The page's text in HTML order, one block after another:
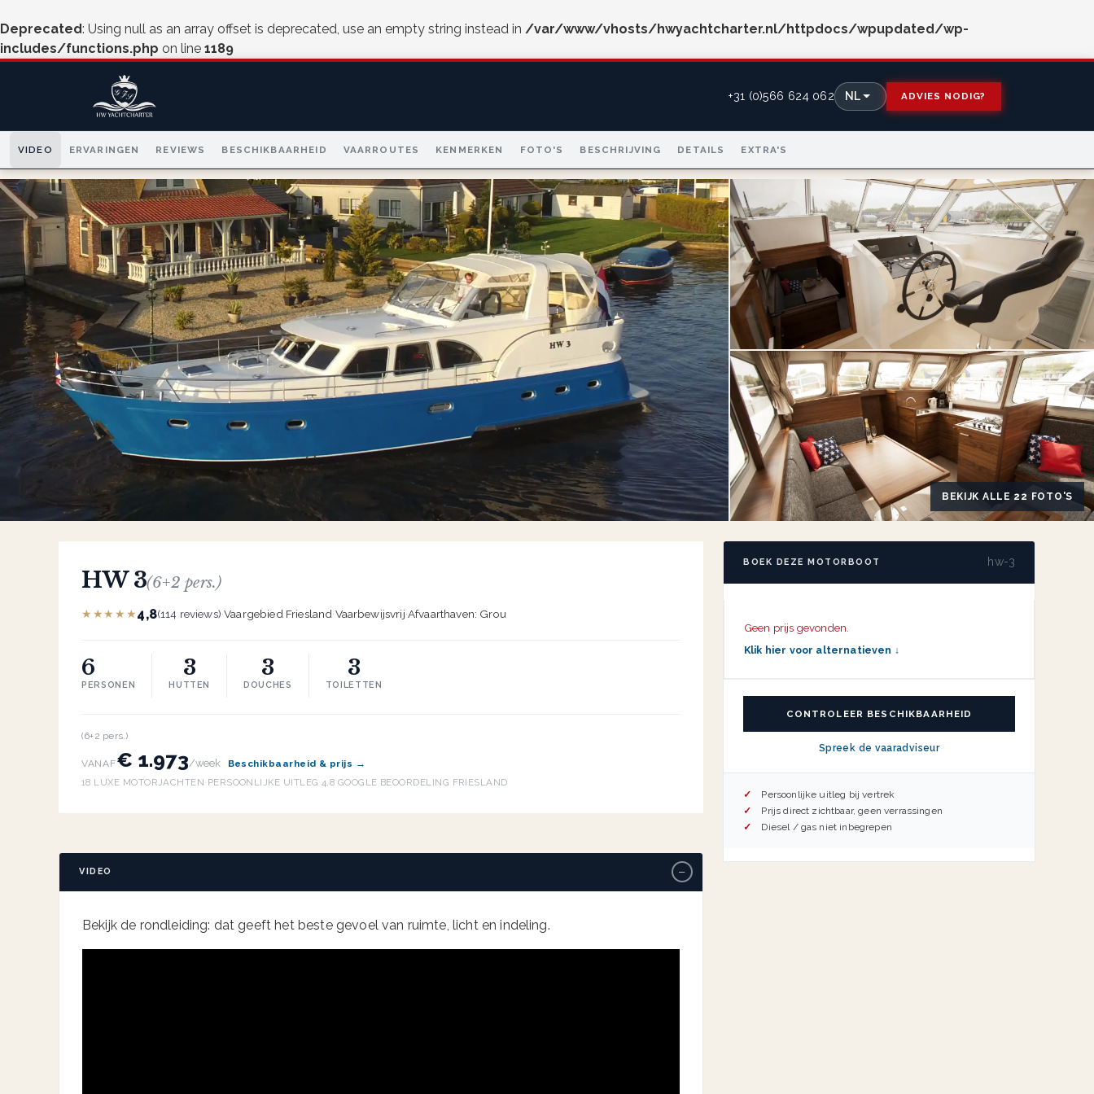
Deprecated: Using null as an array offset is deprecated, use an empty string instead in /var/www/vhosts/hwyachtcharter.nl/httpdocs/wpupdated/wp-
includes/functions.php on line 1189
+31 (0)566 624 062 NL ADVIES NODIG?
VIDEO ERVARINGEN REVIEWS BESCHIKBAARHEID VAARROUTES KENMERKEN FOTO'S BESCHRIJVING DETAILS EXTRA'S
BEKIJK ALLE 22 FOTO'S
HW 3(6+2 pers.)
★★★★★4,8(114 reviews)·Vaargebied Friesland·Vaarbewijsvrij·Afvaarthaven: Grou
6
PERSONEN
3
HUTTEN
3
DOUCHES
3
TOILETTEN
(6+2 pers.)
VANAF€ 1.973/week
Beschikbaarheid & prijs →
18 LUXE MOTORJACHTEN· PERSOONLIJKE UITLEG·4,8 GOOGLE BEOORDELING· FRIESLAND
VIDEO −
Bekijk de rondleiding: dat geeft het beste gevoel van ruimte, licht en indeling.
BOEK DEZE MOTORBOOT hw-3
Geen prijs gevonden.
Klik hier voor alternatieven ↓
CONTROLEER BESCHIKBAARHEID
Spreek de vaaradviseur
Persoonlijke uitleg bij vertrek
Prijs direct zichtbaar, geen verrassingen
Diesel / gas niet inbegrepen